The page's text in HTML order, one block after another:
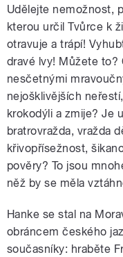
Udělejte nemožnost,
kterou určil Tvůrce k
otravuje a trápí!
dravé lvy! Můžete to?
nesčetnými
nejošklivějších
krokodýli a zmije? Je
bratrovražda, vražda
křivopřísežnost,
pověry? To jsou
něž by se měla
Hanke se stal na
obráncem českého
současníky: hraběte